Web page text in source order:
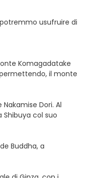
usufruire di
Komagadatake
il monte
Dori. Al
col suo
Buddha, a